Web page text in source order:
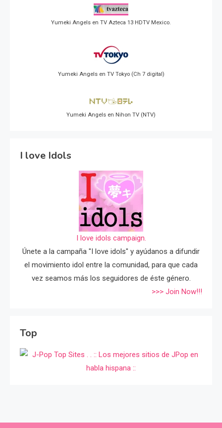
Yumeki Angels en TV Azteca 13 HDTV Mexico.
Yumeki Angels en TV Tokyo (Ch 7 digital)
Yumeki Angels en Nihon TV (NTV)
I love Idols
I love idols campaign.
Únete a la campaña "I love idols" y ayúdanos a difundir
el movimiento idol entre la comunidad, para que cada
vez seamos más los seguidores de éste género.
>>> Join Now!!!
Top